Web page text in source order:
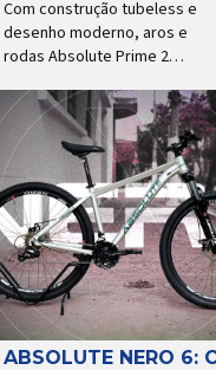
Com construção tubeless e
desenho moderno, aros e
rodas Absolute Prime 2
diversas melhorias No
mercado brasileiro há alguns
anos, os aros e as rodas
Absolute Prime chegaram
como uma opção para pilotos
de cross country e trail em
busca de alto desempenho e
preço realmente competitivo.
Para isso, a marca […]
ABSOLUTE NERO 6: